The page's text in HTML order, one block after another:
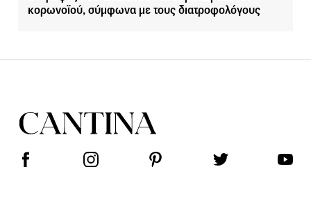
κορωνοϊού, σύμφωνα με τους διατροφολόγους